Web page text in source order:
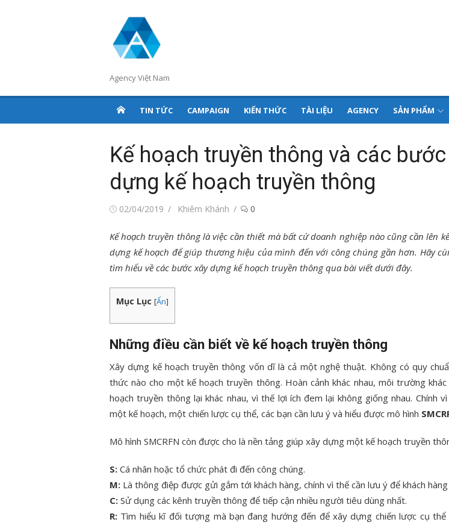
Agency Việt Nam
TIN TỨC CAMPAIGN KIẾN THỨC TÀI LIỆU AGENCY SẢN PHẨM
Kế hoạch truyền thông và các
dựng kế hoạch truyền thông
Đăng02/04/2019
Tác
Khiêm Khánh 0
Kế hoạch truyền thông là việc cần thiết mà bất cứ doanh nghiệp nào cũng cần lên
dựng kế hoạch để giúp thương hiệu của mình đến với công chúng gần hơn. Hãy
tìm hiểu về các bước xây dựng kế hoạch truyền thông qua bài viết dưới đây.
Mục Lục [Ẩn]
Những điều cần biết về kế hoạch truyền thông
Xây dựng kế hoạch truyền thông vốn dĩ là cả một nghệ thuật. Không có quy
thức nào cho một kế hoạch truyền thông. Hoàn cảnh khác nhau, môi trường
hoạch truyền thông lại khác nhau, vì thế lợi ích đem lại không giống nhau. Chính
một kế hoạch, một chiến lược cụ thể, các bạn cần lưu ý và hiểu được mô hình
Mô hình SMCRFN còn được cho là nền tảng giúp xây dựng một kế hoạch truyền
S: Cá nhân hoặc tổ chức phát đi đến công chúng.
M: Là thông điệp được gửi gắm tới khách hàng, chính vì thế cần lưu ý để khách
C: Sử dụng các kênh truyền thông để tiếp cận nhiều người tiêu dùng nhất.
R: Tìm hiểu kĩ đối tượng mà bạn đang hướng đến để xây dựng chiến lược cụ